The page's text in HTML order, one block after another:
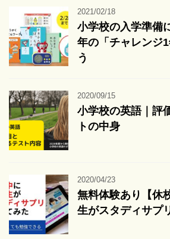
2021/02/18
小学校の入学準備
年の「チャレンジ
う
2020/09/15
小学校の英語｜評
トの中身
2020/04/23
無料体験あり【休
生がスタディサプ